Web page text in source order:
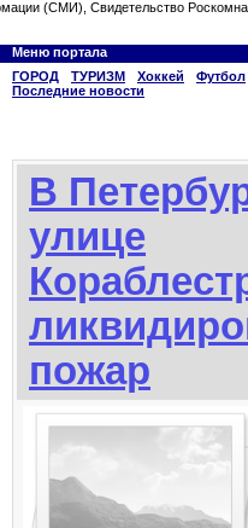
(СМИ), Свидетельство
Меню портала
ГОРОД
ТУРИЗМ Хоккей
Футбол
Последние новости
В
улице
пожар